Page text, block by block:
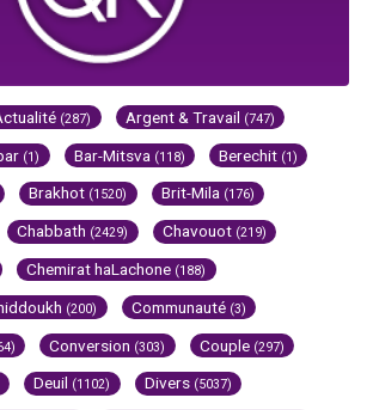
(287) Argent & Travail (747)
(1) Bar-Mitsva (118) Berechit (1)
Brakhot (1520) Brit-Mila (176)
Chabbath (2429) Chavouot (219)
Chemirat haLachone (188)
(200) Communauté (3)
Conversion (303) Couple (297)
Deuil (1102) Divers (5037)